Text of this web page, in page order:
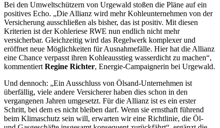
Bei den Umweltschützern von Urgewald stoßen die Pläne auf ein
positives Echo. „Die Allianz wird mehr Kohleunternehmen von der
Versicherung ausschließen als bisher, das ist positiv. Mit diesen
Kriterien ist der Kohleriese RWE nun endlich nicht mehr
versicherbar. Gleichzeitig wird das Regelwerk komplexer und
eröffnet neue Möglichkeiten für Ausnahmefälle. Hier hat die Allianz
eine Chance verpasst ihren Kohleausstieg wasserdicht zu machen“,
kommentiertRegine Richter, Energie-Campaignerin bei Urgewald.
Und dennoch: „Ein Ausschluss von Ölsand-Unternehmen ist
überfällig, viele andere Versicherer haben dies schon in den
vergangenen Jahren umgesetzt. Für die Allianz ist es ein erster
Schritt, bei dem es nicht bleiben darf. Wenn sie ernsthaft führend
beim Klimaschutz sein will, erwarten wir eine Richtlinie, die Öl-